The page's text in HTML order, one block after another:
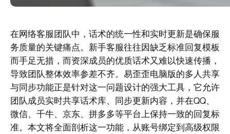
在网络客服团队中，话术的统一性和实时更新是确保服
务质量的关键痛点。新手客服往往因缺乏标准回复模板
而手足无措，而资深成员的优质话术又难以快速传播，
导致团队整体效率参差不齐。易歪歪电脑版的多人共享
与同步功能正是针对这一问题设计的强大工具，它允许
团队成员实时共享话术库、同步更新内容，并在QQ、
微信、千牛、京东、拼多多等平台上保持一致的回复标
准。本文将全面剖析这一功能，从账号绑定到高级权限